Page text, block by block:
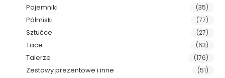
Pojemniki (35)
Półmiski (77)
Sztućce (27)
Tace (63)
Talerze (176)
Zestawy prezentowe i inne (51)